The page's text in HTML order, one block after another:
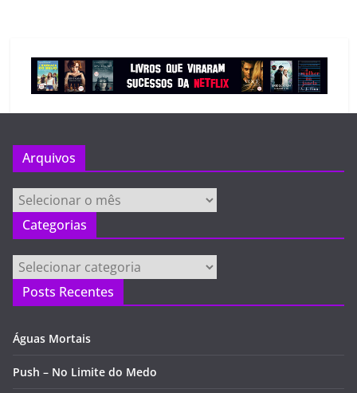
Arquivos
Arquivos
Categorias
Categorias
Posts Recentes
Águas Mortais
Push – No Limite do Medo